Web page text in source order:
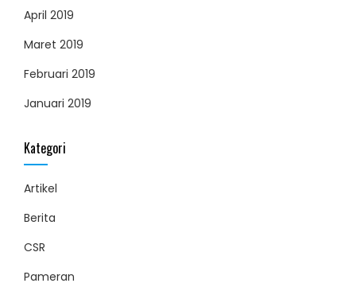
April 2019
Maret 2019
Februari 2019
Januari 2019
Kategori
Artikel
Berita
CSR
Pameran